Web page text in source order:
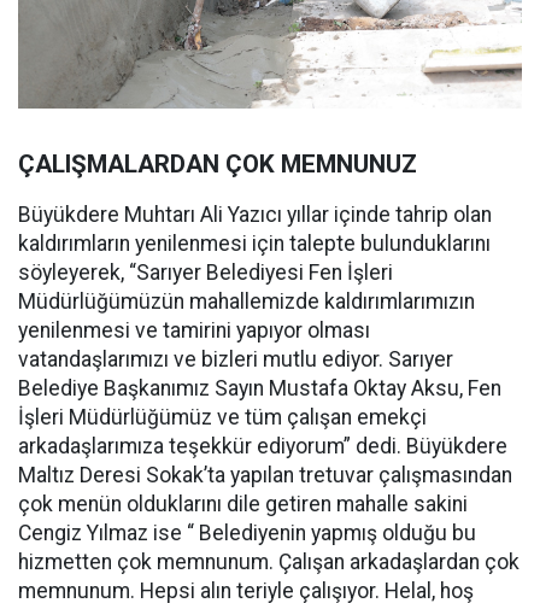
ÇALIŞMALARDAN ÇOK MEMNUNUZ
Büyükdere Muhtarı Ali Yazıcı yıllar içinde tahrip olan
kaldırımların yenilenmesi için talepte bulunduklarını
söyleyerek, “Sarıyer Belediyesi Fen İşleri
Müdürlüğümüzün mahallemizde kaldırımlarımızın
yenilenmesi ve tamirini yapıyor olması
vatandaşlarımızı ve bizleri mutlu ediyor. Sarıyer
Belediye Başkanımız Sayın Mustafa Oktay Aksu, Fen
İşleri Müdürlüğümüz ve tüm çalışan emekçi
arkadaşlarımıza teşekkür ediyorum” dedi. Büyükdere
Maltız Deresi Sokak’ta yapılan tretuvar çalışmasından
çok menün olduklarını dile getiren mahalle sakini
Cengiz Yılmaz ise “ Belediyenin yapmış olduğu bu
hizmetten çok memnunum. Çalışan arkadaşlardan çok
memnunum. Hepsi alın teriyle çalışıyor. Helal, hoş